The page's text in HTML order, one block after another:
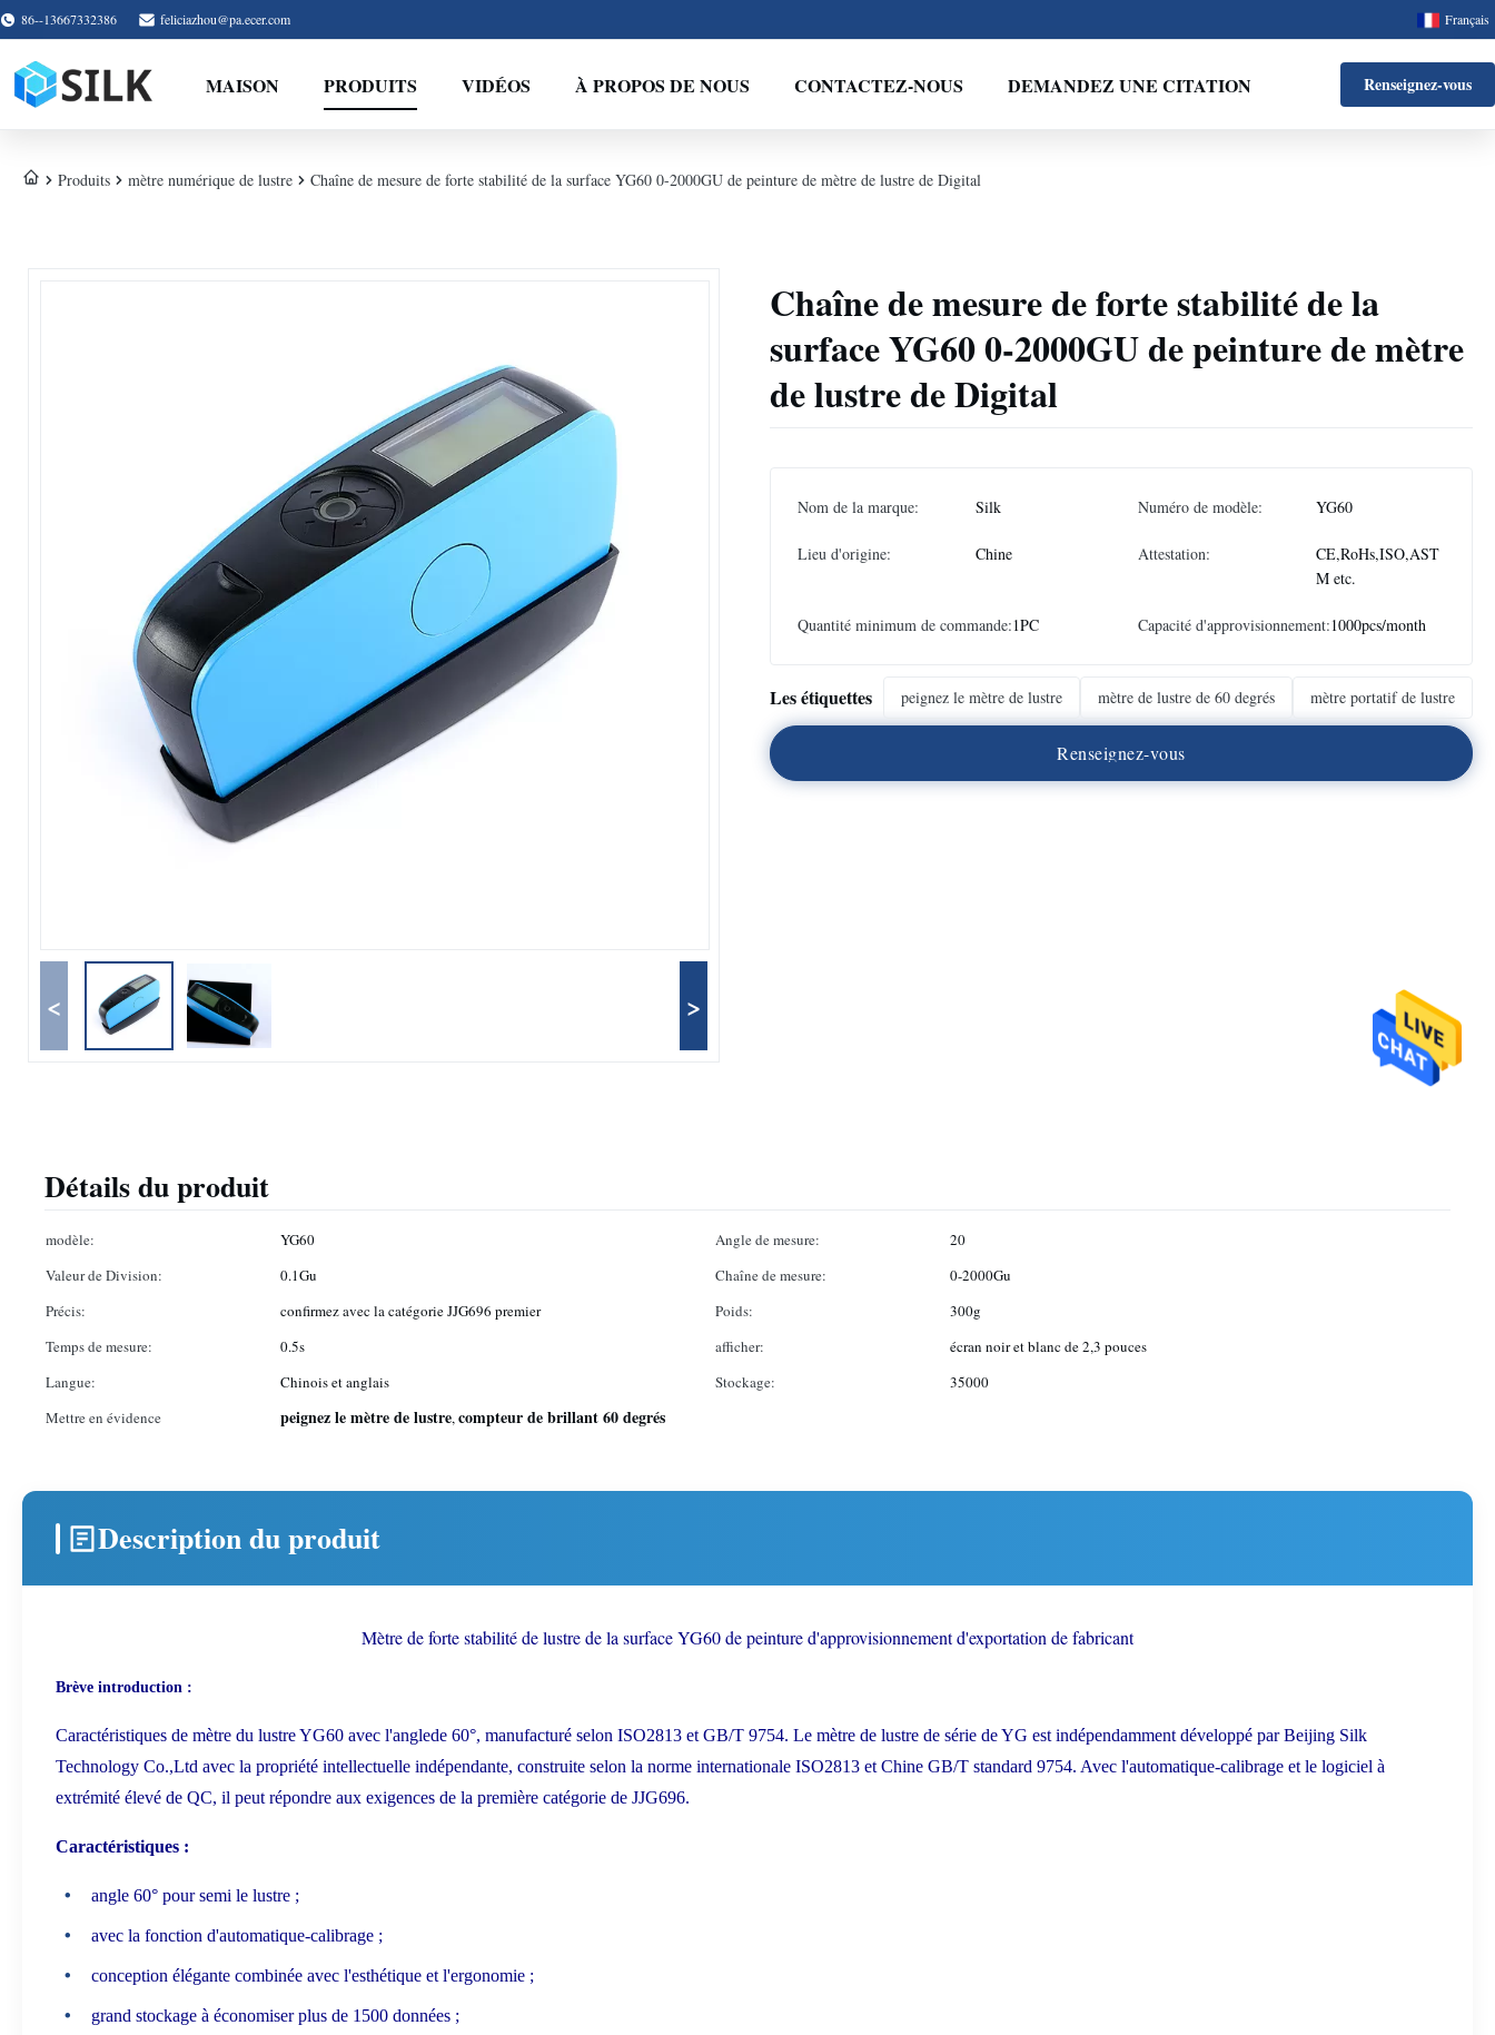
86--13667332386 feliciazhou@pa.ecer.com Français
MAISON PRODUITS VIDÉOS À PROPOS DE NOUS CONTACTEZ-NOUS DEMANDEZ UNE CITATION Renseignez-vous
Produits mètre numérique de lustre Chaîne de mesure de forte stabilité de la surface YG60 0-2000GU de peinture de mètre de lustre de Digital
< >
Chaîne de mesure de forte stabilité de la
surface YG60 0-2000GU de peinture de mètre
de lustre de Digital
Nom de la marque: Silk Numéro de modèle: YG60
Lieu d'origine: Chine Attestation:
CE,RoHs,ISO,AST
M etc.
Quantité minimum de commande:1PC Capacité d'approvisionnement:1000pcs/month
Les étiquettes peignez le mètre de lustre mètre de lustre de 60 degrés mètre portatif de lustre
Renseignez-vous
Détails du produit
modèle: YG60 Angle de mesure:
20
Valeur de Division:
0.1Gu Chaîne de mesure:
0-2000Gu
Précis:
confirmez avec la catégorie JJG696 premier Poids:
300g
Temps de mesure:
0.5s afficher:
écran noir et blanc de 2,3 pouces
Langue:
Chinois et anglais Stockage:
35000
Mettre en évidence
peignez le mètre de lustre,compteur de brillant 60 degrés
Description du produit
Mètre de forte stabilité de lustre de la surface YG60 de peinture d'approvisionnement d'exportation de fabricant
Brève introduction :
Caractéristiques de mètre du lustre YG60 avec l'anglede 60°, manufacturé selon ISO2813 et GB/T 9754. Le mètre de lustre de série de YG est indépendamment développé par Beijing Silk
Technology Co.,Ltd avec la propriété intellectuelle indépendante, construite selon la norme internationale ISO2813 et Chine GB/T standard 9754. Avec l'automatique-calibrage et le logiciel à
extrémité élevé de QC, il peut répondre aux exigences de la première catégorie de JJG696.
Caractéristiques :
angle 60° pour semi le lustre ;
avec la fonction d'automatique-calibrage ;
conception élégante combinée avec l'esthétique et l'ergonomie ;
grand stockage à économiser plus de 1500 données ;